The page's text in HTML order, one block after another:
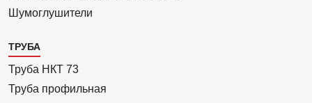
Шумоглушители
ТРУБА
Труба НКТ 73
Труба профильная